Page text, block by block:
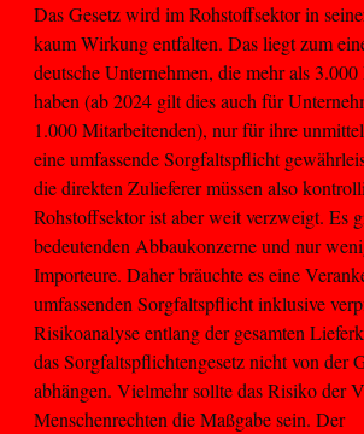
Das Gesetz wird im Rohstoffsektor in
kaum Wirkung entfalten. Das liegt zum
deutsche Unternehmen, die mehr als
haben (ab 2024 gilt dies auch für
1.000 Mitarbeitenden), nur für ihre
eine umfassende Sorgfaltspflicht
die direkten Zulieferer müssen also
Rohstoffsektor ist aber weit verzweigt. Es
bedeutenden Abbaukonzerne und nur
Importeure. Daher bräuchte es eine
umfassenden Sorgfaltspflicht inklusive
Risikoanalyse entlang der gesamten
das Sorgfaltspflichtengesetz nicht von der
abhängen. Vielmehr sollte das Risiko der
Menschenrechten die Maßgabe sein. Der